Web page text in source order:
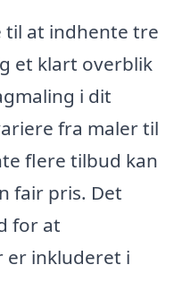
til at indhente tre
et klart overblik
i dit
fra maler til
flere tilbud kan
fair pris. Det
for at
er inkluderet i